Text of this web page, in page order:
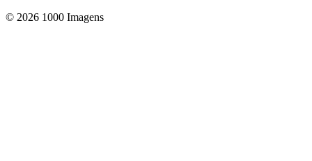
© 2026 1000 Imagens